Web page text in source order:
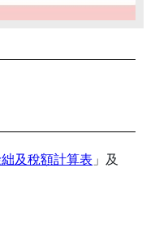
及稅額計算表 」及